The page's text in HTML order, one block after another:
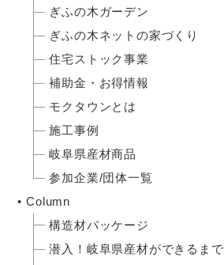
ぎふの木ガーデン
ぎふの木ネットの家づくり
住宅ストック事業
補助金・お得情報
モクタウンとは
施工事例
岐阜県産材商品
参加企業/団体一覧
Column
構造材パッケージ
潜入！岐阜県産材ができるまで